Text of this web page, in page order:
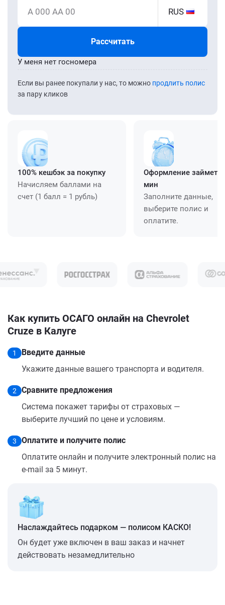
А 000 АА 00 RUS
Рассчитать
Если вы ранее покупали у нас, то можно продлить полис
за пару кликов
У меня нет госномера
100% кешбэк за покупку
Начисляем баллами на
счет (1 балл = 1 рубль)
Оформление займет
мин
Заполните данные,
выберите полис и
оплатите.
Как купить ОСАГО онлайн на Chevrolet
Cruze в Калуге
1
Введите данные
Укажите данные вашего транспорта и водителя.
2
Сравните предложения
Система покажет тарифы от страховых —
выберите лучший по цене и условиям.
3
Оплатите и получите полис
Оплатите онлайн и получите электронный полис на
e-mail за 5 минут.
Наслаждайтесь подарком — полисом КАСКО!
Он будет уже включен в ваш заказ и начнет
действовать незамедлительно